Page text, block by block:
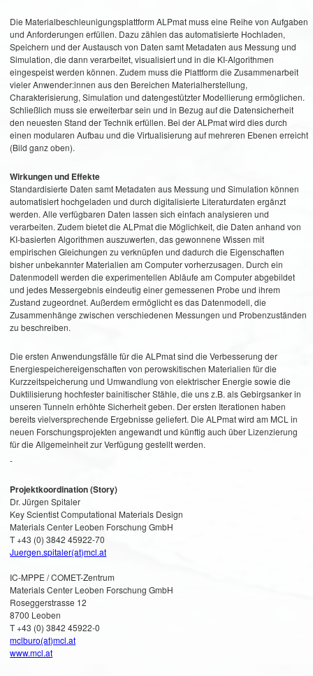
Die Materialbeschleunigungsplattform ALPmat muss eine Reihe von Aufgaben
und Anforderungen erfüllen. Dazu zählen das automatisierte Hochladen,
Speichern und der Austausch von Daten samt Metadaten aus Messung und
Simulation, die dann verarbeitet, visualisiert und in die KI-Algorithmen
eingespeist werden können. Zudem muss die Plattform die Zusammenarbeit
vieler Anwender:innen aus den Bereichen Materialherstellung,
Charakterisierung, Simulation und datengestützter Modellierung ermöglichen.
Schließlich muss sie erweiterbar sein und in Bezug auf die Datensicherheit
den neuesten Stand der Technik erfüllen. Bei der ALPmat wird dies durch
einen modularen Aufbau und die Virtualisierung auf mehreren Ebenen erreicht
(Bild ganz oben).
Wirkungen und Effekte
Standardisierte Daten samt Metadaten aus Messung und Simulation können
automatisiert hochgeladen und durch digitalisierte Literaturdaten ergänzt
werden. Alle verfügbaren Daten lassen sich einfach analysieren und
verarbeiten. Zudem bietet die ALPmat die Möglichkeit, die Daten anhand von
KI-basierten Algorithmen auszuwerten, das gewonnene Wissen mit
empirischen Gleichungen zu verknüpfen und dadurch die Eigenschaften
bisher unbekannter Materialien am Computer vorherzusagen. Durch ein
Datenmodell werden die experimentellen Abläufe am Computer abgebildet
und jedes Messergebnis eindeutig einer gemessenen Probe und ihrem
Zustand zugeordnet. Außerdem ermöglicht es das Datenmodell, die
Zusammenhänge zwischen verschiedenen Messungen und Probenzuständen
zu beschreiben.
Die ersten Anwendungsfälle für die ALPmat sind die Verbesserung der
Energiespeichereigenschaften von perowskitischen Materialien für die
Kurzzeitspeicherung und Umwandlung von elektrischer Energie sowie die
Duktilisierung hochfester bainitischer Stähle, die uns z.B. als Gebirgsanker in
unseren Tunneln erhöhte Sicherheit geben. Der ersten Iterationen haben
bereits vielversprechende Ergebnisse geliefert. Die ALPmat wird am MCL in
neuen Forschungsprojekten angewandt und künftig auch über Lizenzierung
für die Allgemeinheit zur Verfügung gestellt werden.
-
Projektkoordination (Story)
Dr. Jürgen Spitaler
Key Scientist Computational Materials Design
Materials Center Leoben Forschung GmbH
T +43 (0) 3842 45922-70
Juergen.spitaler(at)mcl.at
IC-MPPE / COMET-Zentrum
Materials Center Leoben Forschung GmbH
Roseggerstrasse 12
8700 Leoben
T +43 (0) 3842 45922-0
mclburo(at)mcl.at
www.mcl.at